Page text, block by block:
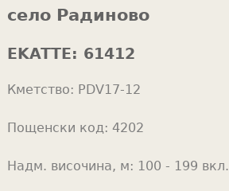
f
r
m
r
e
e
село Радиново
EKATTE: 61412
Кметство: PDV17-12
Пощенски код: 4202
Надм. височина, м: 100 - 199 вкл.